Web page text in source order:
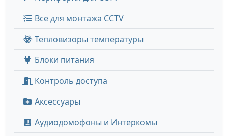
Все для монтажа CCTV
Тепловизоры температуры
Блоки питания
Контроль доступа
Аксессуары
Аудиодомофоны и Интеркомы